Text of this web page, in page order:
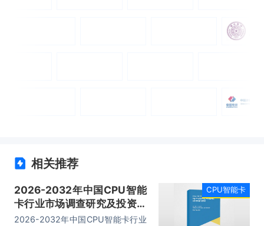
相关推荐
2026-2032年中国CPU智能
卡行业市场调查研究及投资价
值评估报告
2026-2032年中国CPU智能卡行业
CPU智能卡